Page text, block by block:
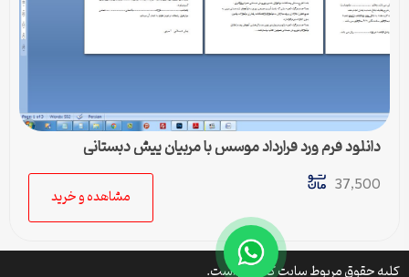
دانلود فرم ورد قرارداد موسس با مربیان پیش دبستانی
37,500
مشاهده و خرید
کلیه حقوق مربوط سایت کتافایل است.